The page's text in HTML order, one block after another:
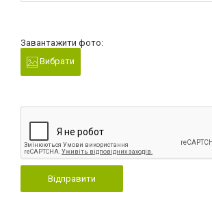
Завантажити фото:
Вибрати
Відправити